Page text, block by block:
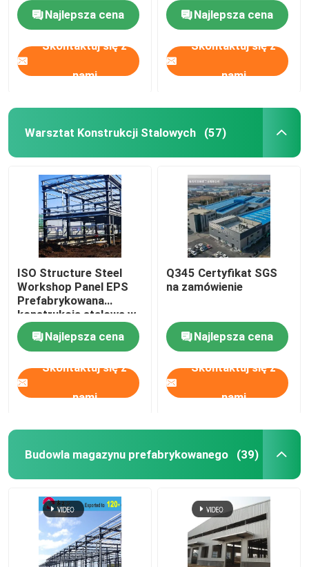
Najlepsza cena
Skontaktuj się z
nami
Najlepsza cena
Skontaktuj się z
nami
Warsztat Konstrukcji Stalowych (57)
ISO Structure Steel
Workshop Panel EPS
Prefabrykowana
konstrukcja stalowa w
kształcie H
Najlepsza cena
Skontaktuj się z
nami
Q345 Certyfikat SGS
na zamówienie
Najlepsza cena
Skontaktuj się z
nami
Budowla magazynu prefabrykowanego (39)